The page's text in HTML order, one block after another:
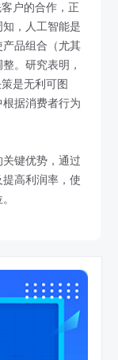
户的合作，正
，人工智能是
品组合（尤其
。研究表明，
是无利可图
据消费者行为
键优势，通过
高利润率，使